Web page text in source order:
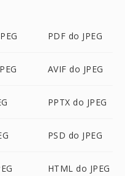
PDF do JPEG
AVIF do JPEG
PPTX do JPEG
PSD do JPEG
HTML do JPEG